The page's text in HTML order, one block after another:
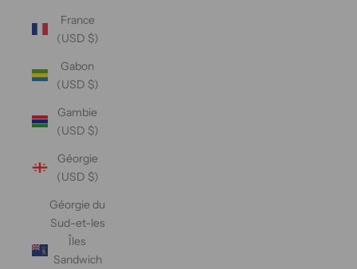
France
(USD $)
Gabon
(USD $)
Gambie
(USD $)
Géorgie
(USD $)
Géorgie du
Sud-et-les
Îles
Sandwich